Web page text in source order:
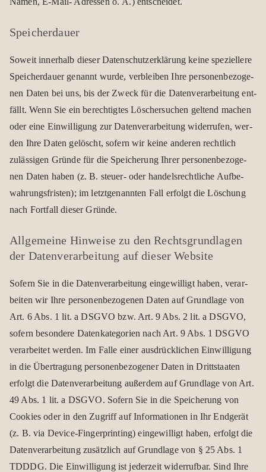
Spei­cher­dauer
Soweit inner­halb die­ser Daten­schutz­er­klä­rung keine spe­zi­el­lere
Spei­cher­dauer genannt wurde, ver­blei­ben Ihre per­so­nen­be­zo­ge­
nen Daten bei uns, bis der Zweck für die Daten­ver­ar­bei­tung ent­
fällt. Wenn Sie ein berech­tig­tes Löscher­su­chen gel­tend machen
oder eine Ein­wil­li­gung zur Daten­ver­ar­bei­tung wider­ru­fen, wer­
den Ihre Daten gelöscht, sofern wir keine ande­ren recht­lich
zuläs­si­gen Gründe für die Spei­che­rung Ihrer per­so­nen­be­zo­ge­
nen Daten haben (z. B. steuer- oder han­dels­recht­li­che Auf­be­
wah­rungs­fris­ten); im letzt­ge­nann­ten Fall erfolgt die Löschung
nach Fort­fall die­ser Gründe.
All­ge­meine Hin­weise zu den Rechts­grund­la­gen
der Daten­ver­ar­bei­tung auf die­ser Web­site
Sofern Sie in die Daten­ver­ar­bei­tung ein­ge­wil­ligt haben, ver­ar­
bei­ten wir Ihre per­so­nen­be­zo­ge­nen Daten auf Grund­lage von
Art. 6 Abs. 1 lit. a DSGVO bzw. Art. 9 Abs. 2 lit. a DSGVO,
sofern beson­dere Daten­ka­te­go­rien nach Art. 9 Abs. 1 DSGVO
ver­ar­bei­tet wer­den. Im Falle einer aus­drück­li­chen Ein­wil­li­gung
in die Über­tra­gung per­so­nen­be­zo­ge­ner Daten in Dritt­staa­ten
erfolgt die Daten­ver­ar­bei­tung außer­dem auf Grund­lage von Art.
49 Abs. 1 lit. a DSGVO. Sofern Sie in die Spei­che­rung von
Coo­kies oder in den Zugriff auf Infor­ma­tio­nen in Ihr End­ge­rät
(z. B. via Device-Fin­ger­prin­ting) ein­ge­wil­ligt haben, erfolgt die
Daten­ver­ar­bei­tung zusätz­lich auf Grund­lage von § 25 Abs. 1
TDDDG. Die Ein­wil­li­gung ist jeder­zeit wider­ruf­bar. Sind Ihre